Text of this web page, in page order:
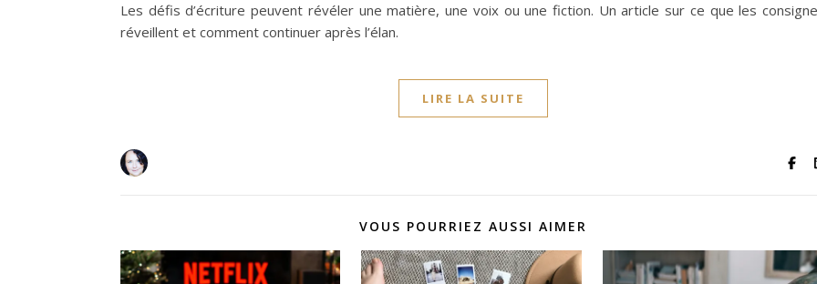
Les défis d’écriture peuvent révéler une matière, une voix ou une fiction. Un article sur ce que les
réveillent et comment continuer après l’élan.
LIRE LA SUITE
VOUS POURRIEZ AUSSI AIMER